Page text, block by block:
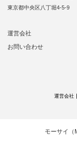
東京都中央区八丁堀4-5-9
運営会社
お問い合わせ
運営会社
モーサイ（